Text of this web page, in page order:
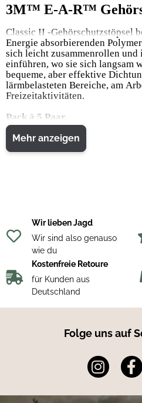
3M™ E-A-R™
Classic II -Gehörschutzstöpsel
Energie absorbierenden
sich leicht zusammenrollen und
einführen, wo sie sich langsam
bequeme, aber effektive
lärmbelasteten Bereiche, am
Freizeitaktivitäten.
Pack à 5 Paar.
Vorteile
Produktnutzen
Gehörschutz immer griffbereit
Höchster Tragekomfort
Sehr gut geeignet bei langer
Verrutscht nicht im
Angeraute Oberfläche
In vielen weiteren
Mehr anzeigen
Wir lieben Jagd
Wir sind also genauso
wie du
Kostenfreie Retoure
für Kunden aus
Deutschland
Folge uns auf